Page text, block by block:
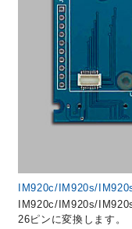
IM920c/IM920s/
IM920c/IM920s/
26ピンに変換します。